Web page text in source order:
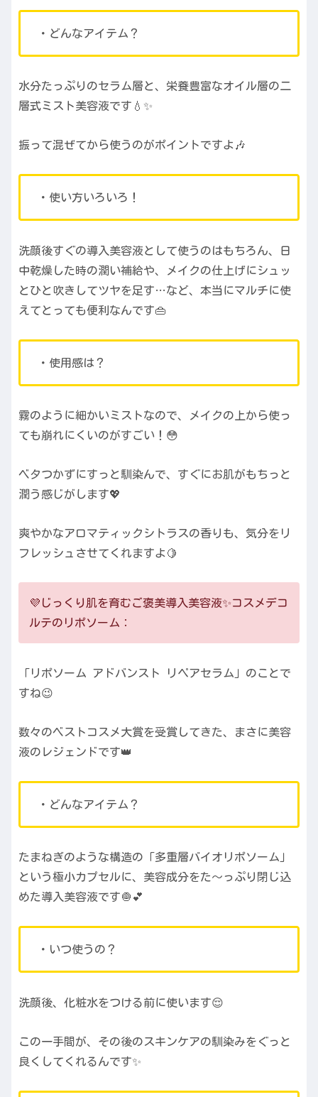
・どんなアイテム？
水分たっぷりのセラム層と、栄養豊富なオイル層の二
層式ミスト美容液です💧✨
振って混ぜてから使うのがポイントですよ🎶
・使い方いろいろ！
洗顔後すぐの導入美容液として使うのはもちろん、日
中乾燥した時の潤い補給や、メイクの仕上げにシュッ
とひと吹きしてツヤを足す…など、本当にマルチに使
えてとっても便利なんです👜
・使用感は？
霧のように細かいミストなので、メイクの上から使っ
ても崩れにくいのがすごい！😳
ベタつかずにすっと馴染んで、すぐにお肌がもちっと
潤う感じがします💖
爽やかなアロマティックシトラスの香りも、気分をリ
フレッシュさせてくれますよ🍋
💜じっくり肌を育むご褒美導入美容液✨コスメデコ
ルテのリポソーム：
「リポソーム アドバンスト リペアセラム」のことで
すね😉
数々のベストコスメ大賞を受賞してきた、まさに美容
液のレジェンドです👑
・どんなアイテム？
たまねぎのような構造の「多重層バイオリポソーム」
という極小カプセルに、美容成分をた〜っぷり閉じ込
めた導入美容液です🧅💕
・いつ使うの？
洗顔後、化粧水をつける前に使います😌
この一手間が、その後のスキンケアの馴染みをぐっと
良くしてくれるんです✨